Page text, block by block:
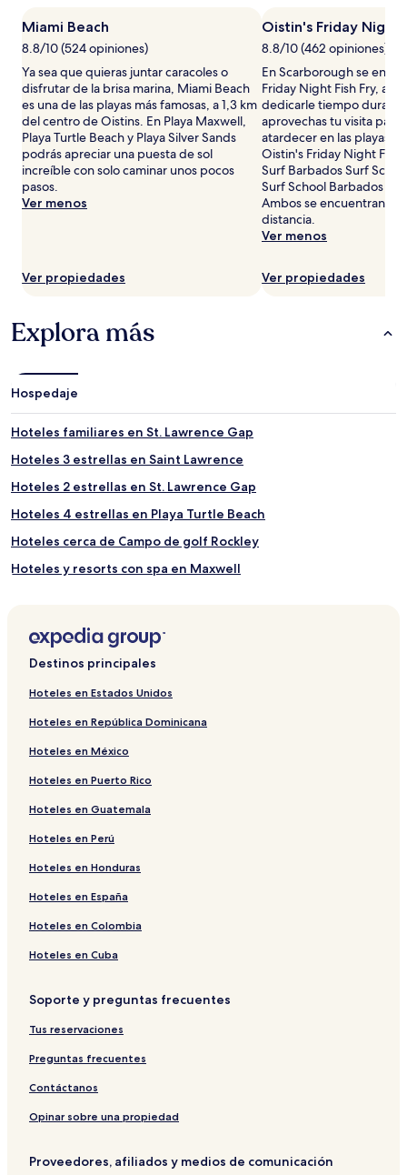
precios
disponibilidad
están
sujetos
cambios.
Aplican
términos
adicionales.
Miami Beach
8.8/10 (524 opiniones)
Ya sea que quieras juntar caracoles o
disfrutar de la brisa marina, Miami Beach
es una de las playas más famosas, a 1,3 km
del centro de Oistins. En Playa Maxwell,
Playa Turtle Beach y Playa Silver Sands
podrás apreciar una puesta de sol
increíble con solo caminar unos pocos
pasos.
Ver menos
Ver propiedades
Oistin's Friday Night
8.8/10 (462 opiniones)
En Scarborough se
Friday Night Fish Fry, así
dedicarle tiempo durante
aprovechas tu visita para
atardecer en las playas?
Oistin's Friday Night Fish
Surf Barbados Surf
Surf School Barbados la
Ambos se encuentran a
distancia.
Ver menos
Ver propiedades
Explora más
Hospedaje
Hoteles familiares en St. Lawrence Gap
Hoteles 3 estrellas en Saint Lawrence
Hoteles 2 estrellas en St. Lawrence Gap
Hoteles 4 estrellas en Playa Turtle Beach
Hoteles cerca de Campo de golf Rockley
Hoteles y resorts con spa en Maxwell
Hoteles cerca de Club de golf de Barbados
Hoteles 3 estrellas en Maxwell
Hoteles en Regency Park
Hoteles en Worthing
Hoteles en Blue Waters
Hoteles en Maxwell Hill
Hoteles de playa en Silver Sands
Hoteles cerca de Barry's Surf Barbados Surf School
Hoteles con alberca en Worthing
Hoteles 3 estrellas en St. Lawrence Gap
Hoteles 3 estrellas en Oistins
Hoteles cerca de Miami Beach
Hoteles con desayuno incluido en Maxwell
Hoteles en Silver Sands
Hoteles en Oistins
Hoteles en Sheraton Park
Destinos principales
Hoteles en Estados Unidos
Hoteles en República Dominicana
Hoteles en México
Hoteles en Puerto Rico
Hoteles en Guatemala
Hoteles en Perú
Hoteles en Honduras
Hoteles en España
Hoteles en Colombia
Hoteles en Cuba
Soporte y preguntas frecuentes
Tus reservaciones
Preguntas frecuentes
Contáctanos
Opinar sobre una propiedad
Proveedores, afiliados y medios de comunicación